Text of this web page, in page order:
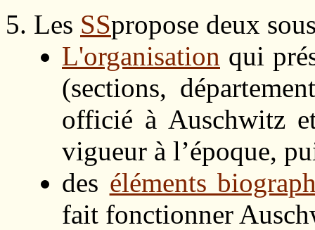
Les SSpropose deux
L'organisation qui
(sections,
officié à Auschwitz
vigueur à l’époque,
des éléments
fait fonctionner